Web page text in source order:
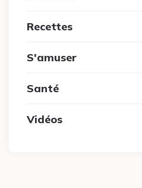
Recettes
S'amuser
Santé
Vidéos